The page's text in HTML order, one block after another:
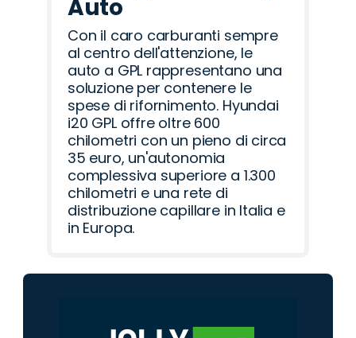
Auto
Con il caro carburanti sempre
al centro dell'attenzione, le
auto a GPL rappresentano una
soluzione per contenere le
spese di rifornimento. Hyundai
i20 GPL offre oltre 600
chilometri con un pieno di circa
35 euro, un'autonomia
complessiva superiore a 1.300
chilometri e una rete di
distribuzione capillare in Italia e
in Europa.